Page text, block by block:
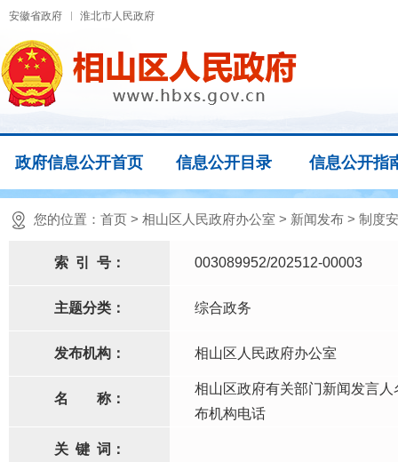
安徽省政府 淮北市人民政府
政府信息公开首页 信息公开目录 信息公开指
您的位置： 首页 > 相山区人民政府办公室 > 新闻发布 > 制度
索 引 号： 003089952/202512-00003
主题分类： 综合政务
发布机构： 相山区人民政府办公室
名 称：
相山区政府有关部门新闻发言人
布机构电话
关 键 词：